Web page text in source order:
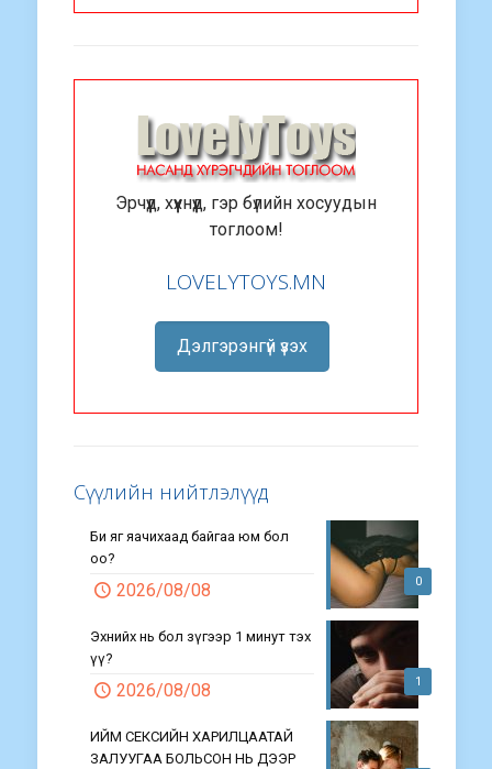
Эрчүүд, хүүхнүүд, гэр бүлийн хосуудын
тоглоом!
LOVELYTOYS.MN
Дэлгэрэнгүй үзэх
Сүүлийн нийтлэлүүд
0
Би яг яачихаад байгаа юм бол
оо?
2026/08/08
1
Эхнийх нь бол зүгээр 1 минут тэх
үү?
2026/08/08
ИЙМ СЕКСИЙН ХАРИЛЦААТАЙ
ЗАЛУУГАА БОЛЬСОН НЬ ДЭЭР